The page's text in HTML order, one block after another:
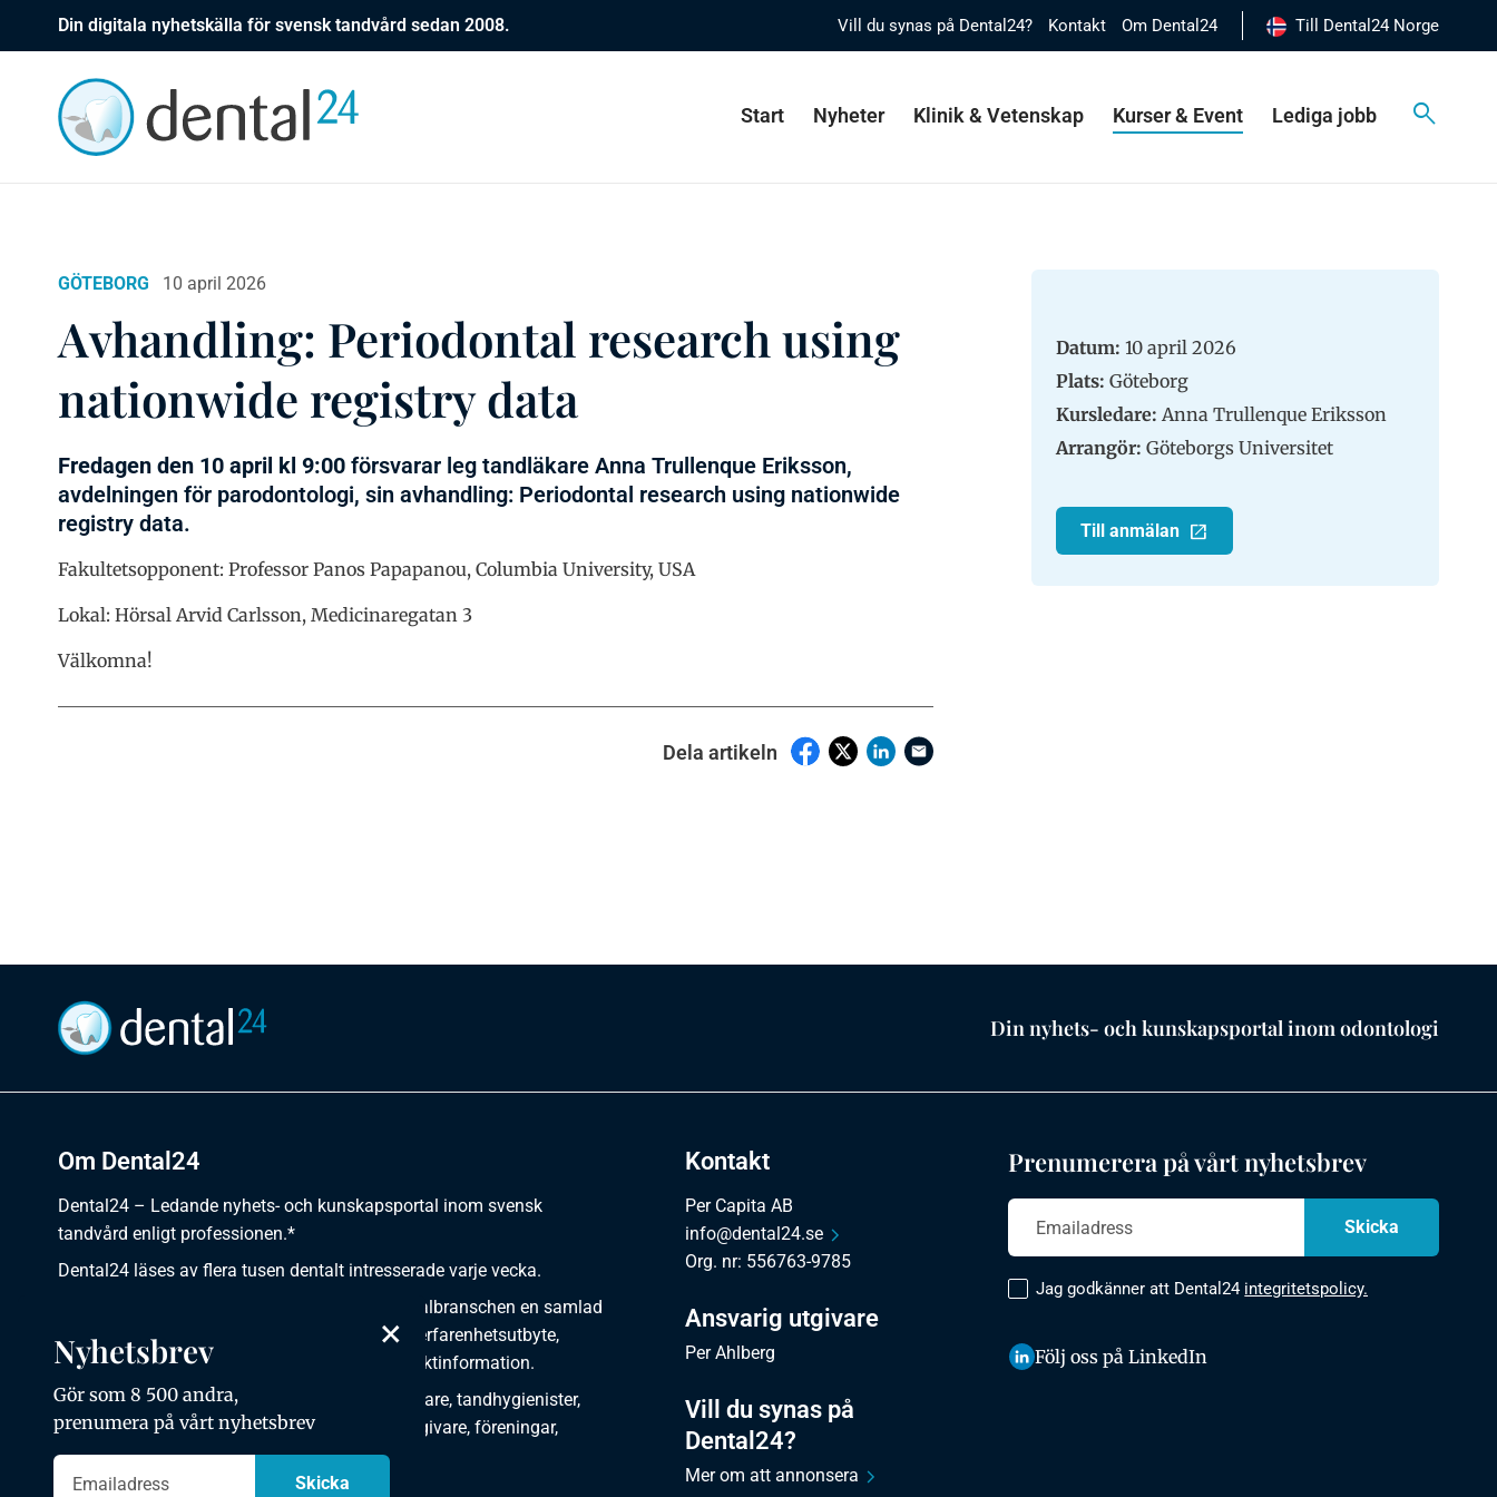
Din digitala nyhetskälla för svensk tandvård sedan 2008. Vill du synas på Dental24? Kontakt Om Dental24 Till Dental24 Norge
Start Nyheter Klinik & Vetenskap Kurser & Event Lediga jobb
GÖTEBORG 10 april 2026
Avhandling: Periodontal research using
nationwide registry data
Fredagen den 10 april kl 9:00 försvarar leg tandläkare Anna Trullenque Eriksson,
avdelningen för parodontologi, sin avhandling: Periodontal research using nationwide
registry data.
Fakultetsopponent: Professor Panos Papapanou, Columbia University, USA
Lokal: Hörsal Arvid Carlsson, Medicinaregatan 3
Välkomna!
Dela artikeln
Datum: 10 april 2026
Plats: Göteborg
Kursledare: Anna Trullenque Eriksson
Arrangör: Göteborgs Universitet
Till anmälan
Din nyhets- och kunskapsportal inom odontologi
Om Dental24
Dental24 – Ledande nyhets- och kunskapsportal inom svensk
tandvård enligt professionen.*
Dental24 läses av flera tusen dentalt intresserade varje vecka.
Dental24 erbjuder yrkesverksamma inom dentalbranschen en samlad
plats för nyheter, kunskap, aktuella händelser, erfarenhetsutbyte,
utbildningar, artiklar, dokumentation och produktinformation.
Dental24 produceras i samverkan med tandläkare, tandhygienister,
tandsköterskor, tandtekniker, institutioner, kursgivare, föreningar,
organisationer, leverantörer och andra medier.
Kontakt
Per Capita AB
info@dental24.se
Org. nr: 556763-9785
Ansvarig utgivare
Per Ahlberg
Vill du synas på
Dental24?
Mer om att annonsera
Prenumerera på vårt nyhetsbrev
Jag godkänner att Dental24 integritetspolicy.
Följ oss på LinkedIn
×
Nyhetsbrev
Gör som 8 500 andra,
prenumera på vårt nyhetsbrev